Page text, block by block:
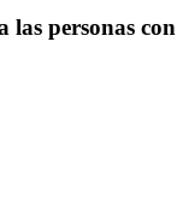
las personas